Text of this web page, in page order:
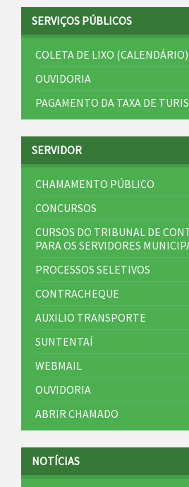
SERVIÇOS PÚBLICOS
COLETA DE LIXO (CALENDÁRIO)
OUVIDORIA
PAGAMENTO DA TAXA DE
SERVIDOR
CHAMAMENTO PÚBLICO
CONCURSOS
CURSOS DO TRIBUNAL DE
PARA OS SERVIDORES
PROCESSOS SELETIVOS
CONTRACHEQUE
AUXILIO TRANSPORTE
SUNTENTAÍ
WEBMAIL
OUVIDORIA
ABRIR CHAMADO
NOTÍCIAS